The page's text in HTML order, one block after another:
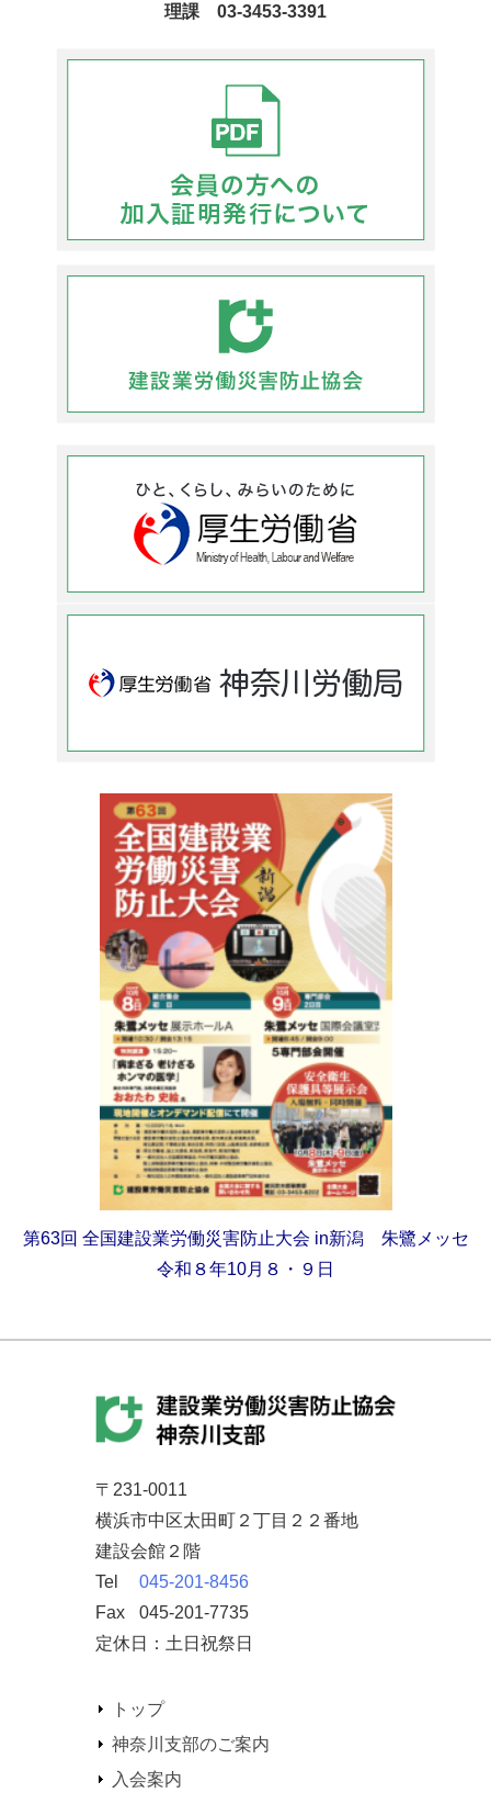
理課 03-3453-3391
第63回 全国建設業労働災害防止大会 in新潟 朱鷺メッセ
令和８年10月８・９日
〒231-0011
横浜市中区太田町２丁目２２番地
建設会館２階
Tel
045-201-8456
Fax
045-201-7735
定休日：土日祝祭日
トップ
神奈川支部のご案内
入会案内